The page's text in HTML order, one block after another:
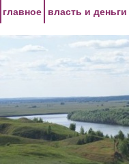
главное власть и деньги